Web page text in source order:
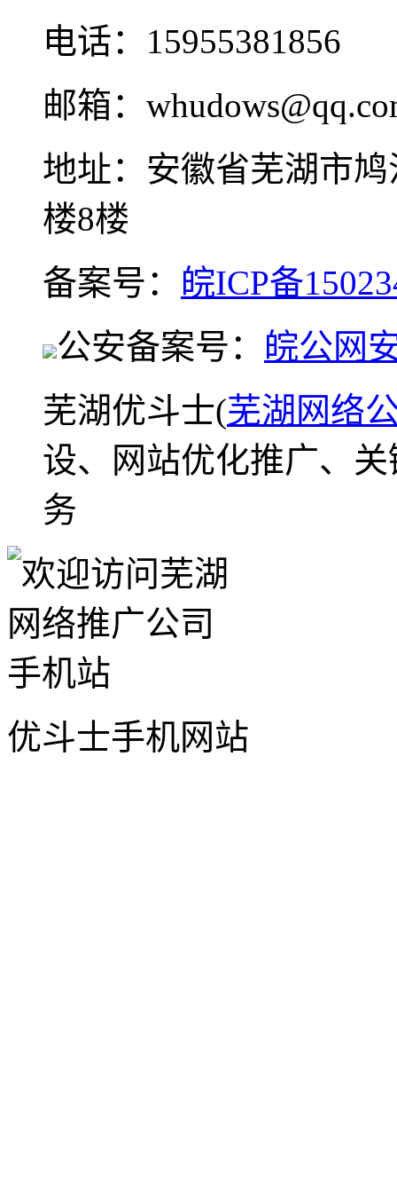
电话：15955381856
邮箱：
地址：安徽省芜湖市
楼8楼
备案号： 皖ICP备
公安备案号： 皖公网
芜湖优斗士(芜湖网络
设、网站优化推广、
务
优斗士手机网站